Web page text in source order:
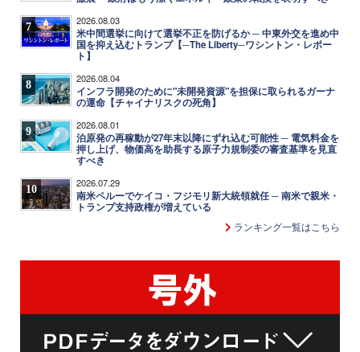
7 2026.08.03
米中間選挙に向けて選挙不正を防げるか ─ 中東外交を進め中
国を抑え込むトランプ【─The Liberty─ワシントン・レポー
ト】
8 2026.08.04
インフラ開発のために"未開発資源"を担保に取られるガーナ
の運命【チャイナリスクの死角】
9 2026.08.01
泊原発の再稼動が27年末以降にずれ込む可能性 ─ 電気料金を
押し上げ、物価高を助長する原子力規制委の審査基準を見直
すべき
10 2026.07.29
南米ペルーでケイコ・フジモリ新大統領就任 ─ 南米で親米・
トランプ支持政権が増えている
ランキング一覧はこちら